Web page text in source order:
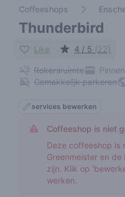
Coffeeshops
Thunderbird
Like 4 / 5 (22)
Rokersruimte
Gemakkelijk parkeren
services bewerken
Coffeeshop is niet
Deze coffeeshop is
Greenmeister en
zijn. Klik op
werken.